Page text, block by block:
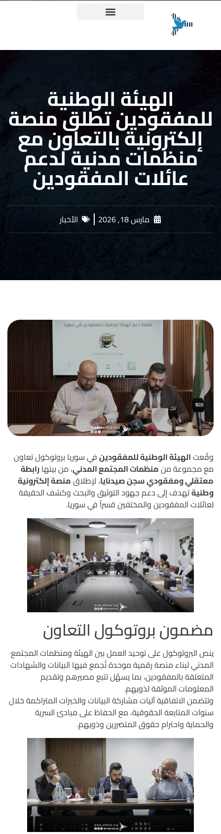
الهيئة الوطنية
للمفقودين تطلق منصة
إلكترونية بالتعاون مع
منظمات مدنية لدعم
عائلات المفقودين
مارس 18, 2026 الأخبار
وقّعتالهيئة الوطنية للمفقودينفي سوريا بروتوكول تعاون
مع مجموعة منمنظمات المجتمع المدني، من بينها رابطة
معتقلي ومفقودي سجن صيدنايا، لإطلاقمنصة إلكترونية
وطنيةتهدف إلى دعم جهود التوثيق والبحث وكشف الحقيقة
لعائلات المفقودين والمختفين قسراً في سوريا.
مضمون بروتوكول التعاون
ينص البروتوكول على توحيد العمل بين الهيئة ومنظمات المجتمع
المدني لبناء منصة رقمية موحدة تُجمع فيها البيانات والشهادات
المتعلقة بالمفقودين، بما يسهّل تتبع مصيرهم وتقديم
المعلومات الموثقة لذويهم.
وتتضمن الاتفاقية آليات مشاركة البيانات والخبرات المتراكمة خلال
سنوات المتابعة الحقوقية، مع الحفاظ على مبادئ السرية
والحماية واحترام حقوق المتضررين وذويهم.